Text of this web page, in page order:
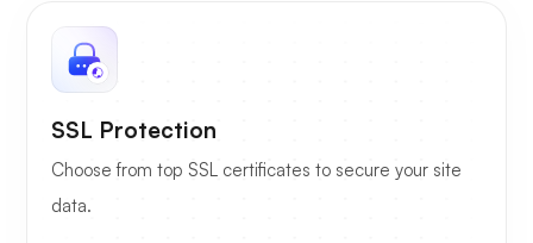
SSL Protection
Choose from top SSL certificates to secure your site
data.